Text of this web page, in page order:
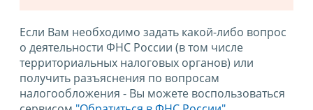
Если Вам необходимо задать какой-либо вопрос
о деятельности ФНС России (в том числе
территориальных налоговых органов) или
получить разъяснения по вопросам
налогообложения - Вы можете воспользоваться